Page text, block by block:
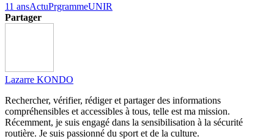
11 ansActuPrgrammeUNIR
Partager
Lazarre KONDO
Rechercher, vérifier, rédiger et partager des informations
compréhensibles et accessibles à tous, telle est ma mission.
Récemment, je suis engagé dans la sensibilisation à la sécurité
routière. Je suis passionné du sport et de la culture.